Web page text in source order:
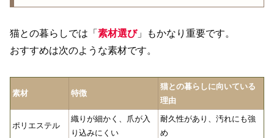
猫との暮らしでは「 素材選び」もかなり重要です。
おすすめは次のような素材です。
素材 特徴
猫との暮らしに向いている
理由
ポリエステル
織りが細かく、爪が入
り込みにくい
耐久性があり、汚れにも強
め